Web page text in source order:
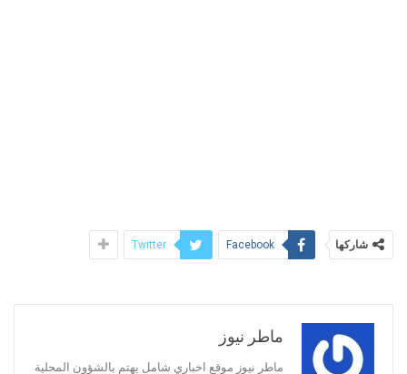
شاركها Facebook
Twitter
ماطر نيوز
ماطر نيوز موقع اخباري شامل يهتم بالشؤون المحلية